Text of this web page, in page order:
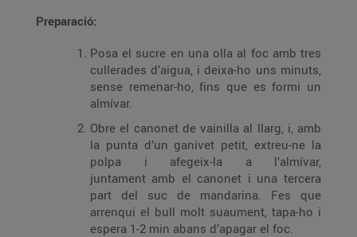
Preparació:
Posa el sucre en una olla al foc amb tres
cullerades d’aigua, i deixa-ho uns minuts,
sense remenar-ho, fins que es formi un
almívar.
Obre el canonet de vainilla al llarg, i, amb
la punta d’un ganivet petit, extreu-ne la
polpa i afegeix-la a l’almívar,
juntament amb el canonet i una tercera
part del suc de mandarina. Fes que
arrenqui el bull molt suaument, tapa-ho i
espera 1-2 min abans d’apagar el foc.